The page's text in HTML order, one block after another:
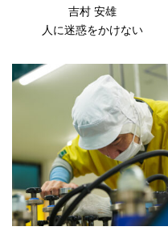
吉村 安雄
人に迷惑をかけない